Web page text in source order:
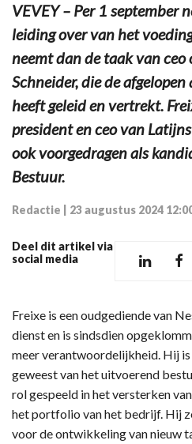
VEVEY – Per 1 september
leiding over van het
neemt dan de taak van
Schneider, die de
heeft geleid en vertrekt.
president en ceo van
ook voorgedragen als
Bestuur.
Redactie 23 augustus 2024
Deel dit artikel via
social media
Freixe is een oudgediende van
dienst en is sindsdien
meer verantwoordelijkheid. Hij
geweest van het uitvoerend
rol gespeeld in het versterken
het portfolio van het bedrijf. Hij
voor de ontwikkeling van nieuw